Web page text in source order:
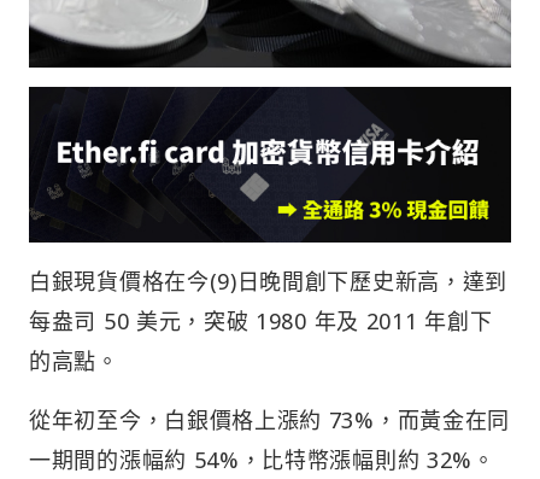
白銀現貨價格在今(9)日晚間創下歷史新高，達到
每盎司 50 美元，突破 1980 年及 2011 年創下
的高點。
從年初至今，白銀價格上漲約 73%，而黃金在同
一期間的漲幅約 54%，比特幣漲幅則約 32%。